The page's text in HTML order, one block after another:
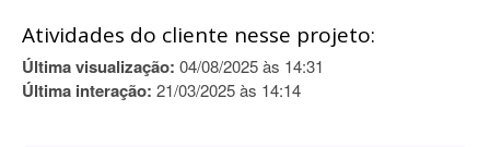
Atividades do cliente nesse projeto:
Última visualização: 04/08/2025 às 14:31
Última interação: 21/03/2025 às 14:14